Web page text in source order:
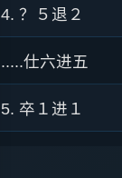
4. ？５退２
.....仕六进五
5. 卒１进１